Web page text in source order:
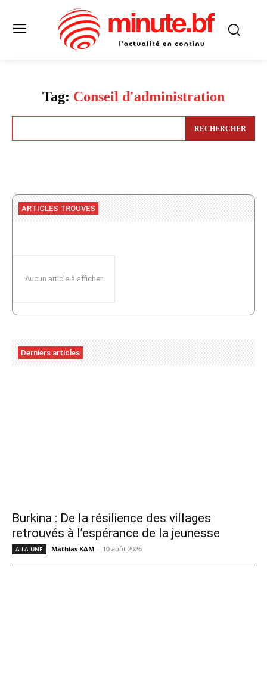
Tag: Conseil d'administration
RECHERCHER
ARTICLES TROUVES
Aucun article à afficher
Derniers articles
Burkina : De la résilience des villages
retrouvés à l’espérance de la jeunesse
A LA UNE Mathias KAM - 10 août 2026